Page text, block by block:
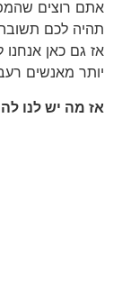
אתם רוצים
תהיה לכם
אז גם כאן
יותר מאנשים
אז מה יש לנו